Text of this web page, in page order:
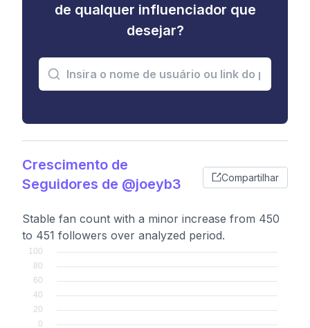
de qualquer influenciador que
desejar?
Crescimento de
Seguidores de @joeyb3
Compartilhar
Stable fan count with a minor increase from 450
to 451 followers over analyzed period.